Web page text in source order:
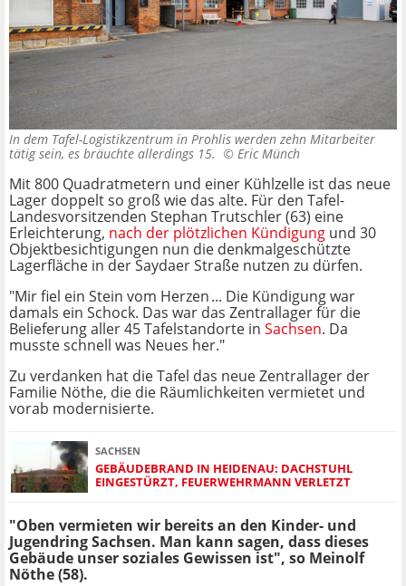
In dem Tafel-Logistikzentrum in Prohlis werden zehn Mitarbeiter
tätig sein, es bräuchte allerdings 15. © Eric Münch
Mit 800 Quadratmetern und einer Kühlzelle ist das neue
Lager doppelt so groß wie das alte. Für den Tafel-
Landesvorsitzenden Stephan Trutschler (63) eine
Erleichterung, nach der plötzlichen Kündigung und 30
Objektbesichtigungen nun die denkmalgeschützte
Lagerfläche in der Saydaer Straße nutzen zu dürfen.
"Mir fiel ein Stein vom Herzen ... Die Kündigung war
damals ein Schock. Das war das Zentrallager für die
Belieferung aller 45 Tafelstandorte in Sachsen. Da
musste schnell was Neues her."
Zu verdanken hat die Tafel das neue Zentrallager der
Familie Nöthe, die die Räumlichkeiten vermietet und
vorab modernisierte.
SACHSEN
GEBÄUDEBRAND IN HEIDENAU: DACHSTUHL
EINGESTÜRZT, FEUERWEHRMANN VERLETZT
"Oben vermieten wir bereits an den Kinder- und
Jugendring Sachsen. Man kann sagen, dass dieses
Gebäude unser soziales Gewissen ist", so Meinolf
Nöthe (58).